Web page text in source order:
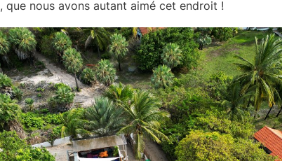
, que nous avons autant aimé cet endroit !